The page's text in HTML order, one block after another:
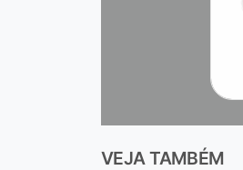
VEJA TAMBÉM